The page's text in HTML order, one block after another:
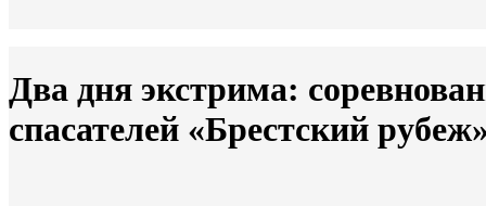
Два дня экстрима:
спасателей «Брестский